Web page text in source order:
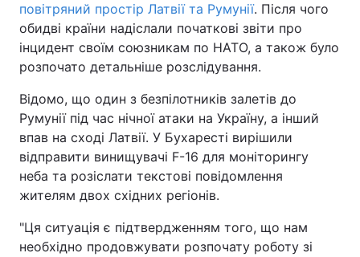
повітряний простір Латвії та Румунії. Після чого
обидві країни надіслали початкові звіти про
інцидент своїм союзникам по НАТО, а також було
розпочато детальніше розслідування.
Відомо, що один з безпілотників залетів до
Румунії під час нічної атаки на Україну, а інший
впав на сході Латвії. У Бухаресті вирішили
відправити винищувачі F-16 для моніторингу
неба та розіслати текстові повідомлення
жителям двох східних регіонів.
"Ця ситуація є підтвердженням того, що нам
необхідно продовжувати розпочату роботу зі